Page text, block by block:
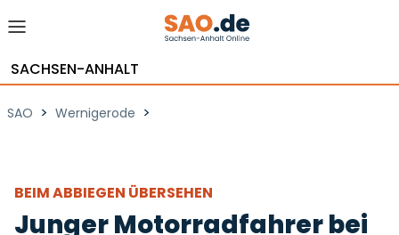
SACHSEN-ANHALT
SAO > Wernigerode >
BEIM ABBIEGEN ÜBERSEHEN
Junger Motorradfahrer bei